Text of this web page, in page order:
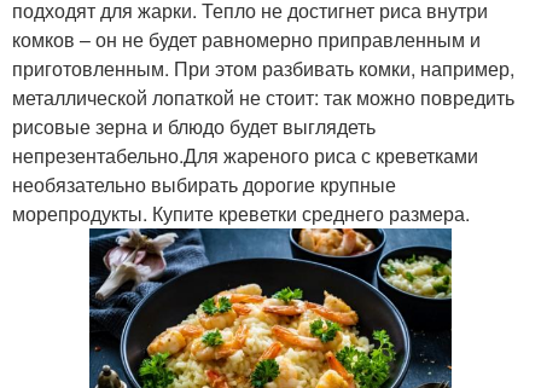
подходят для жарки. Тепло не достигнет риса внутри
комков – он не будет равномерно приправленным и
приготовленным. При этом разбивать комки, например,
металлической лопаткой не стоит: так можно повредить
рисовые зерна и блюдо будет выглядеть
непрезентабельно.Для жареного риса с креветками
необязательно выбирать дорогие крупные
морепродукты. Купите креветки среднего размера.